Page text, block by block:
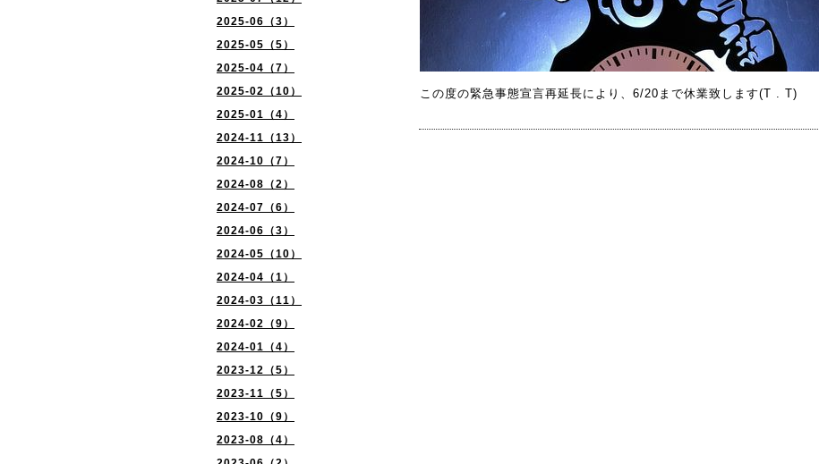
2025-06（3）
2025-05（5）
2025-04（7）
2025-02（10）
2025-01（4）
2024-11（13）
2024-10（7）
2024-08（2）
2024-07（6）
2024-06（3）
2024-05（10）
2024-04（1）
2024-03（11）
2024-02（9）
2024-01（4）
2023-12（5）
2023-11（5）
2023-10（9）
2023-08（4）
この度の緊急事態宣言再延長により、6/20まで休業致します(T . T)